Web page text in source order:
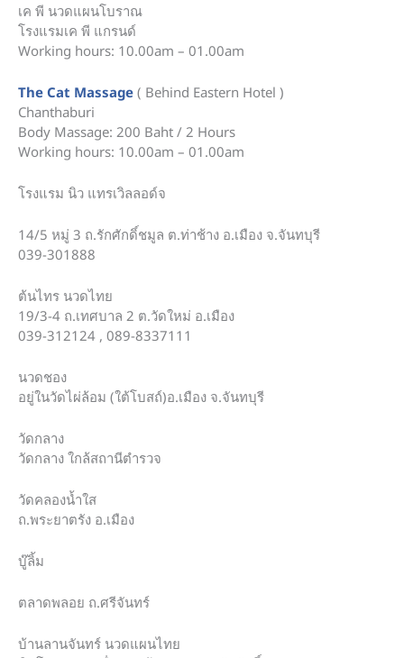
เค พี นวดแผนโบราณ
โรงแรมเค พี แกรนด์
Working hours: 10.00am – 01.00am
The Cat Massage ( Behind Eastern Hotel )
Chanthaburi
Body Massage: 200 Baht / 2 Hours
Working hours: 10.00am – 01.00am
โรงแรม นิว แทรเวิลลอด์จ
14/5 หมู่ 3 ถ.รักศักดิ์ชมูล ต.ท่าช้าง อ.เมือง จ.จันทบุรี
039-301888
ต้นไทร นวดไทย
19/3-4 ถ.เทศบาล 2 ต.วัดใหม่ อ.เมือง
039-312124 , 089-8337111
นวดชอง
อยู่ในวัดไผ่ล้อม (ใต้โบสถ์)อ.เมือง จ.จันทบุรี
วัดกลาง
วัดกลาง ใกล้สถานีตำรวจ
วัดคลองน้ำใส
ถ.พระยาตรัง อ.เมือง
บู๊ลิ้ม
ตลาดพลอย ถ.ศรีจันทร์
บ้านลานจันทร์ นวดแผนไทย